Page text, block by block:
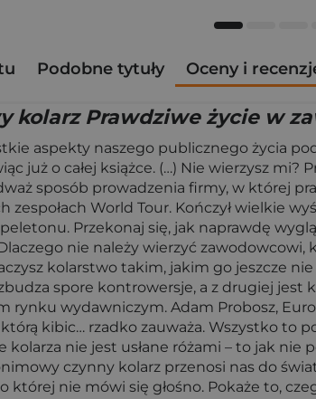
Podobne tytuły Oceny i
kolarz Prawdziwe życie w
aspekty naszego publicznego życia
już o całej książce. (…) Nie wierzysz mi?
sposób prowadzenia firmy, w której
World Tour. Kończył wielkie
Przekonaj się, jak naprawdę
nie należy wierzyć
kolarstwo takim, jakim go jeszcze
spore kontrowersje, a z drugiej
rynku wydawniczym. Adam Probosz,
kibic… rzadko zauważa. Wszystko to
kolarza nie jest usłane różami – to jak
czynny kolarz przenosi nas do
nie mówi się głośno. Pokaże to,